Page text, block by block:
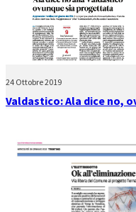
24 Ottobre 2019
Valdastico: Ala dice no,